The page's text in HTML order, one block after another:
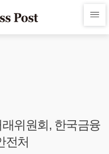
위원회, 한국금융
전처